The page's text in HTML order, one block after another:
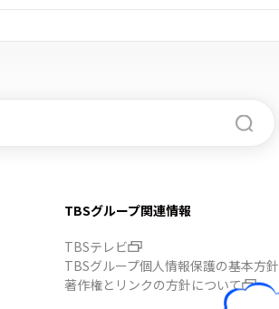
TBSグループ関連情報
TBSテレビ
TBSグループ個人情報保護の基本方針
著作権とリンクの方針について